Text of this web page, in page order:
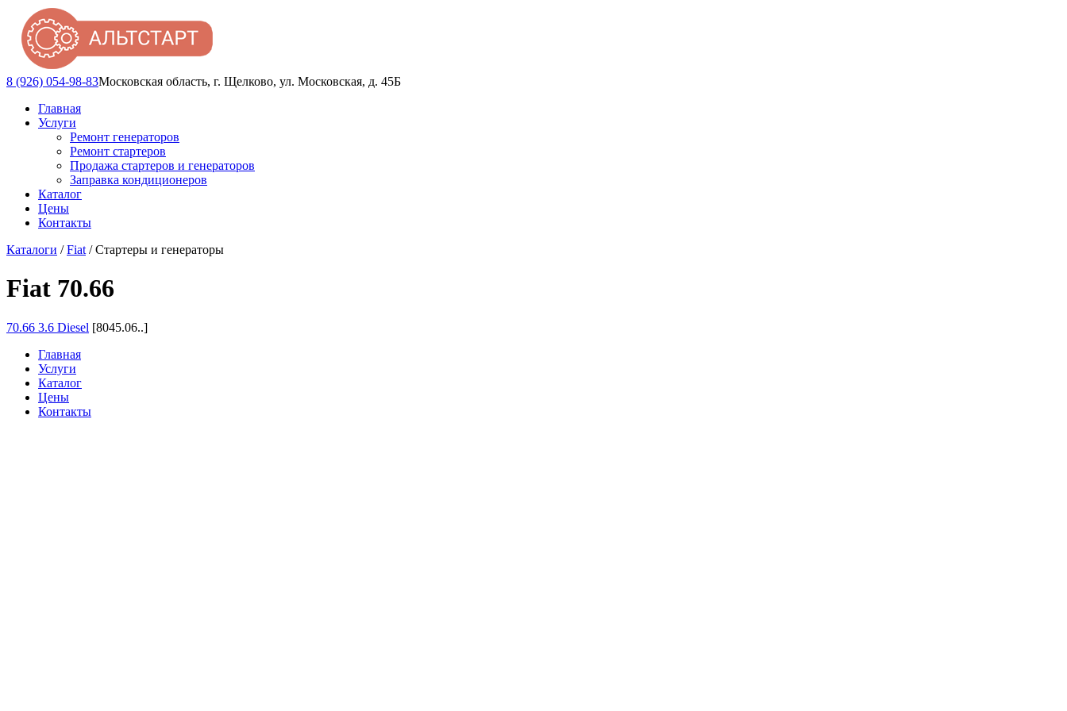
8 (926) 054-98-83Московская область, г. Щелково, ул. Московская, д. 45Б
Главная
Услуги
Ремонт генераторов
Ремонт стартеров
Продажа стартеров и генераторов
Заправка кондиционеров
Каталог
Цены
Контакты
Каталоги /Fiat / Стартеры и генераторы
Fiat 70.66
70.66 3.6 Diesel [8045.06..]
Главная
Услуги
Каталог
Цены
Контакты